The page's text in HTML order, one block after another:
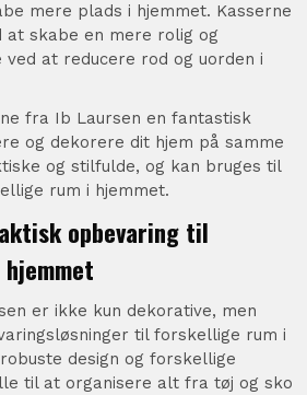
mere plads i hjemmet. Kasserne
at skabe en mere rolig og
at reducere rod og uorden i
fra Ib Laursen en fantastisk
og dekorere dit hjem på samme
og stilfulde, og kan bruges til
rum i hjemmet.
opbevaring til
er ikke kun dekorative, men
til forskellige rum i
design og forskellige
til at organisere alt fra tøj og sko